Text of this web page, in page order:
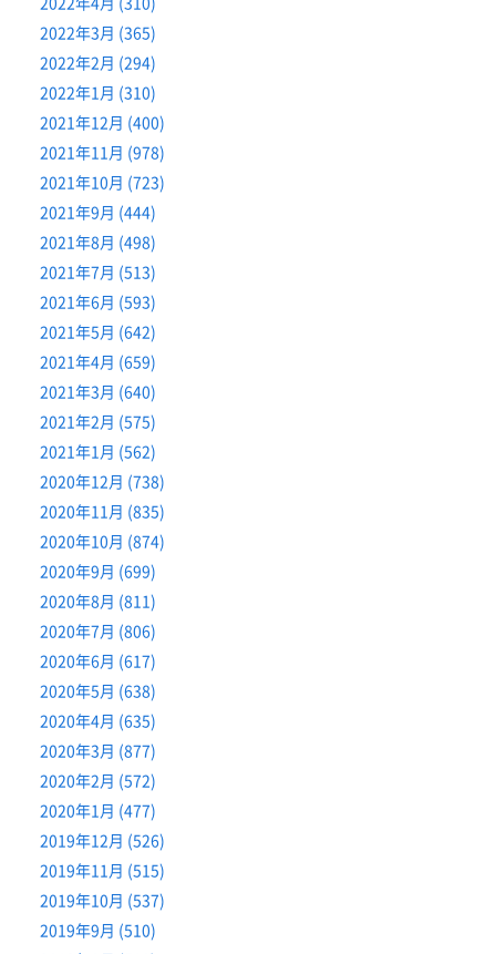
2022年3月 (365)
2022年2月 (294)
2022年1月 (310)
2021年12月 (400)
2021年11月 (978)
2021年10月 (723)
2021年9月 (444)
2021年8月 (498)
2021年7月 (513)
2021年6月 (593)
2021年5月 (642)
2021年4月 (659)
2021年3月 (640)
2021年2月 (575)
2021年1月 (562)
2020年12月 (738)
2020年11月 (835)
2020年10月 (874)
2020年9月 (699)
2020年8月 (811)
2020年7月 (806)
2020年6月 (617)
2020年5月 (638)
2020年4月 (635)
2020年3月 (877)
2020年2月 (572)
2020年1月 (477)
2019年12月 (526)
2019年11月 (515)
2019年10月 (537)
2019年9月 (510)